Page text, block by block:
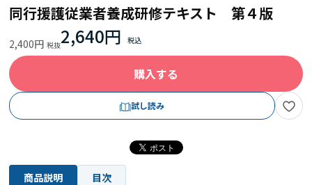
同行援護従業者養成研修テキスト 第４版
2,400円 2,640円
購入する
試し読み
商品説明 目次